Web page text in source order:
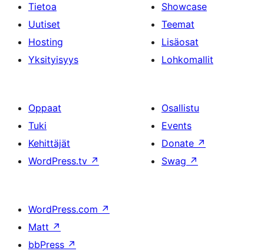
Tietoa
Uutiset
Hosting
Yksityisyys
Showcase
Teemat
Lisäosat
Lohkomallit
Oppaat
Tuki
Kehittäjät
WordPress.tv ↗
Osallistu
Events
Donate ↗
Swag ↗
WordPress.com ↗
Matt ↗
bbPress ↗